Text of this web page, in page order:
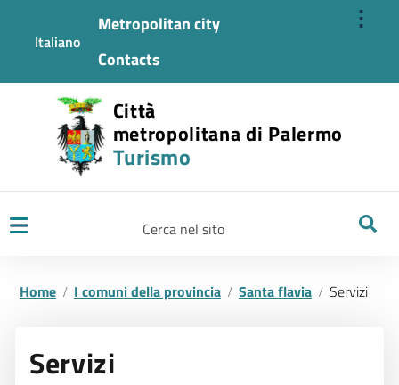
⋮
Italiano
Metropolitan city
Contacts
Città
metropolitana di Palermo
Turismo
Home I comuni della provincia Santa flavia Servizi
Servizi